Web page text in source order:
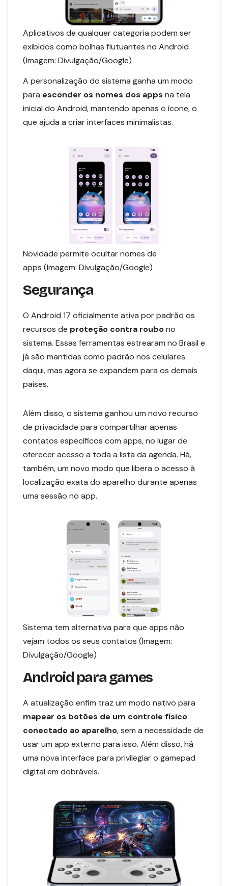
Aplicativos de qualquer categoria podem ser
exibidos como bolhas flutuantes no Android
(Imagem: Divulgação/Google)
A personalização do sistema ganha um modo
para esconder os nomes dos apps na tela
inicial do Android, mantendo apenas o ícone, o
que ajuda a criar interfaces minimalistas.
Novidade permite ocultar nomes de
apps (Imagem: Divulgação/Google)
Segurança
O Android 17 oficialmente ativa por padrão os
recursos de proteção contra roubono
sistema. Essas ferramentas estrearam no Brasil e
já são mantidas como padrão nos celulares
daqui, mas agora se expandem para os demais
países.
Além disso, o sistema ganhou um novo recurso
de privacidade para compartilhar apenas
contatos específicos com apps, no lugar de
oferecer acesso a toda a lista da agenda. Há,
também, um novo modo que libera o acesso à
localização exata do aparelho durante apenas
uma sessão no app.
Sistema tem alternativa para que apps não
vejam todos os seus contatos (Imagem:
Divulgação/Google)
Android para games
A atualização enfim traz um modo nativo para
mapear os botões de um controle físico
conectado ao aparelho, sem a necessidade de
usar um app externo para isso. Além disso, há
uma nova interface para privilegiar o gamepad
digital em dobráveis.